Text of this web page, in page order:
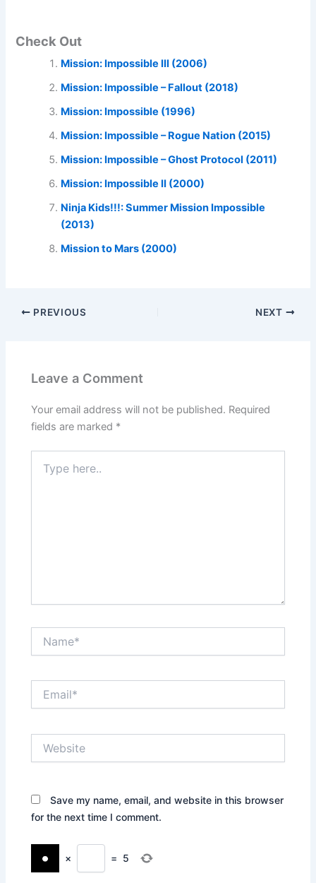
Check Out
Mission: Impossible III (2006)
Mission: Impossible – Fallout (2018)
Mission: Impossible (1996)
Mission: Impossible – Rogue Nation (2015)
Mission: Impossible – Ghost Protocol (2011)
Mission: Impossible II (2000)
Ninja Kids!!!: Summer Mission Impossible
(2013)
Mission to Mars (2000)
PREVIOUS NEXT
Leave a Comment
Your email address will not be published. Required
fields are marked *
here..
Save my name, email, and website in this browser
for the next time I comment.
× = 5